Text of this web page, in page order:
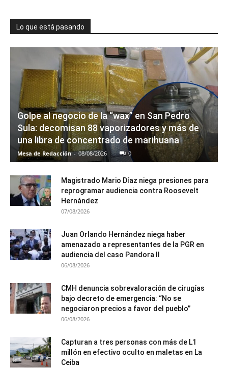
Lo que está pasando
Golpe al negocio de la “wax” en San Pedro
Sula: decomisan 88 vaporizadores y más de
una libra de concentrado de marihuana
Mesa de Redacción - 08/08/2026 0
Magistrado Mario Díaz niega presiones para
reprogramar audiencia contra Roosevelt
Hernández
07/08/2026
Juan Orlando Hernández niega haber
amenazado a representantes de la PGR en
audiencia del caso Pandora II
06/08/2026
CMH denuncia sobrevaloración de cirugías
bajo decreto de emergencia: “No se
negociaron precios a favor del pueblo”
06/08/2026
Capturan a tres personas con más de L1
millón en efectivo oculto en maletas en La
Ceiba